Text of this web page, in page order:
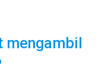
mengambil